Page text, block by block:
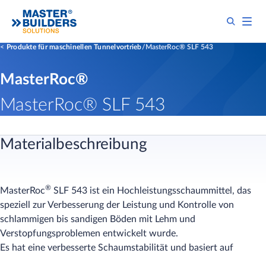
Produkte für maschinellen Tunnelvortrieb MasterRoc® SLF 543
MasterRoc®
MasterRoc® SLF 543
Materialbeschreibung
MasterRoc® SLF 543 ist ein Hochleistungsschaummittel, das
speziell zur Verbesserung der Leistung und Kontrolle von
schlammigen bis sandigen Böden mit Lehm und
Verstopfungsproblemen entwickelt wurde.
Es hat eine verbesserte Schaumstabilität und basiert auf